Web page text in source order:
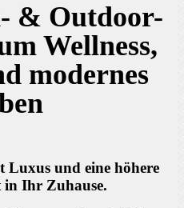
& Out­door­-
Wellness,
modernes
und eine höhere
in Ihr Zuhause.